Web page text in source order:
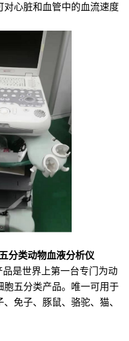
对心脏和血管中的血流速度
分类动物血液分析仪
是世界上第一台专门为动
五分类产品。唯一可用于
免子、豚鼠、骆驼、猫、